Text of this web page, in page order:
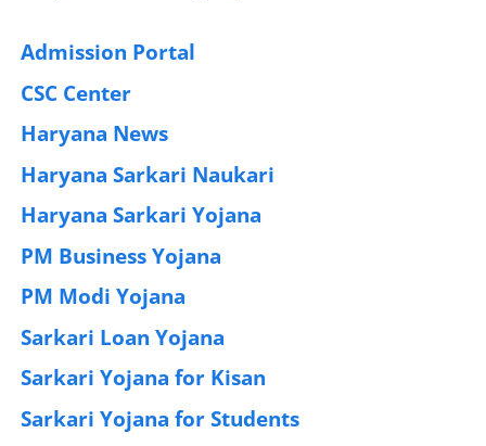
Admission Portal
CSC Center
Haryana News
Haryana Sarkari Naukari
Haryana Sarkari Yojana
PM Business Yojana
PM Modi Yojana
Sarkari Loan Yojana
Sarkari Yojana for Kisan
Sarkari Yojana for Students